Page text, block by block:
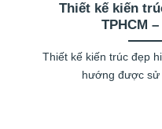
Thiết kế kiến
TPHCM
Thiết kế kiến trúc đẹp
hướng được sử